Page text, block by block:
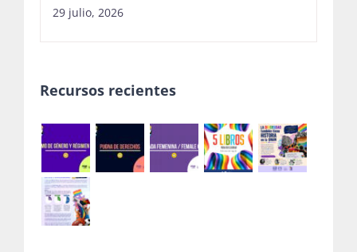
29 julio, 2026
Recursos recientes